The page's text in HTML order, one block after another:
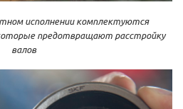
исполнении комплектуются
предотвращают расстройку
валов